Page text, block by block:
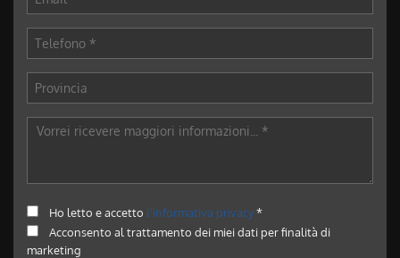
Ho letto e accetto l'informativa privacy*
Acconsento al trattamento dei miei dati per finalità di
marketing